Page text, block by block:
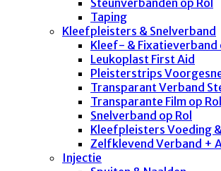
Taping
Kleefpleisters & Snelverband
Kleef- & Fixatieverband
Leukoplast First Aid
Pleisterstrips
Transparant Verband
Transparante Film op Rol
Snelverband op Rol
Kleefpleisters Voeding
Zelfklevend Verband +
Injectie